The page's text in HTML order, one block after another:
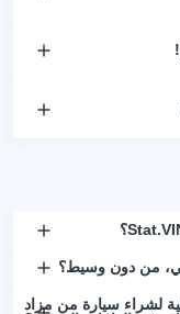
لشراء سيارة من مزاد